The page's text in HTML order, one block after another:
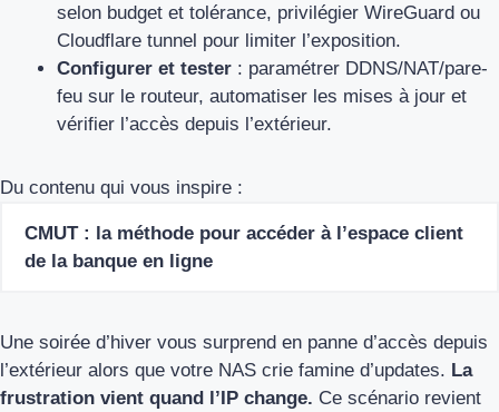
selon budget et tolérance, privilégier WireGuard ou
Cloudflare tunnel pour limiter l’exposition.
Configurer et tester : paramétrer DDNS/NAT/pare-
feu sur le routeur, automatiser les mises à jour et
vérifier l’accès depuis l’extérieur.
Du contenu qui vous inspire :
CMUT : la méthode pour accéder à l’espace client
de la banque en ligne
Une soirée d’hiver vous surprend en panne d’accès depuis
l’extérieur alors que votre NAS crie famine d’updates. La
frustration vient quand l’IP change. Ce scénario revient